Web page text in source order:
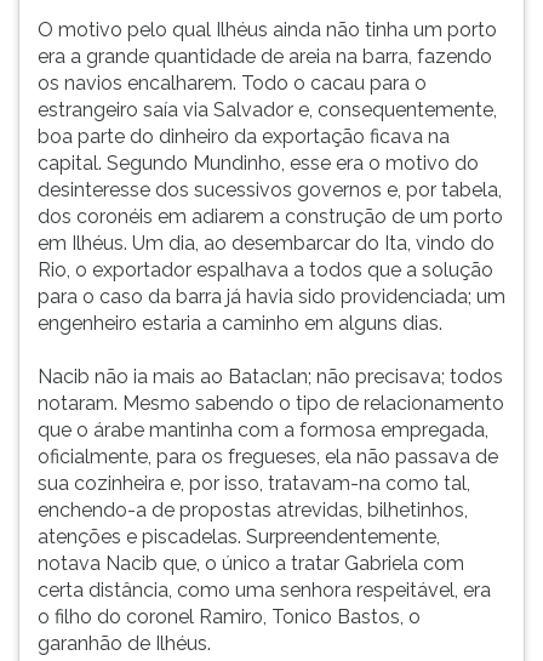
O motivo pelo qual Ilhéus ainda não tinha um porto
era a grande quantidade de areia na barra, fazendo
os navios encalharem. Todo o cacau para o
estrangeiro saía via Salvador e, consequentemente,
boa parte do dinheiro da exportação ficava na
capital. Segundo Mundinho, esse era o motivo do
desinteresse dos sucessivos governos e, por tabela,
dos coronéis em adiarem a construção de um porto
em Ilhéus. Um dia, ao desembarcar do Ita, vindo do
Rio, o exportador espalhava a todos que a solução
para o caso da barra já havia sido providenciada; um
engenheiro estaria a caminho em alguns dias.
Nacib não ia mais ao Bataclan; não precisava; todos
notaram. Mesmo sabendo o tipo de relacionamento
que o árabe mantinha com a formosa empregada,
oficialmente, para os fregueses, ela não passava de
sua cozinheira e, por isso, tratavam-na como tal,
enchendo-a de propostas atrevidas, bilhetinhos,
atenções e piscadelas. Surpreendentemente,
notava Nacib que, o único a tratar Gabriela com
certa distância, como uma senhora respeitável, era
o filho do coronel Ramiro, Tonico Bastos, o
garanhão de Ilhéus.